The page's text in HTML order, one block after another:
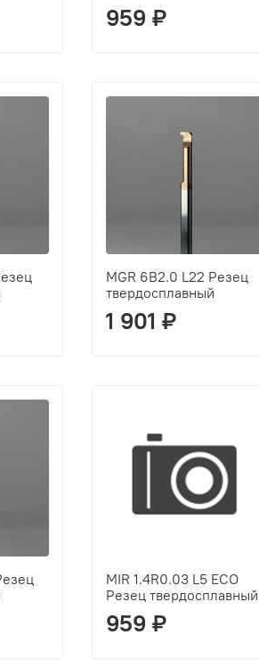
959 ₽
MGR 6B2.0 L22 Резец
твердосплавный
1 901 ₽
MIR 1.4R0.03 L5 ECO
Резец твердосплавный
959 ₽